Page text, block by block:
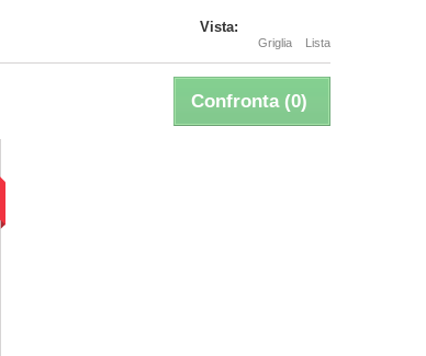
Vista:
Griglia Lista
Confronta (0)